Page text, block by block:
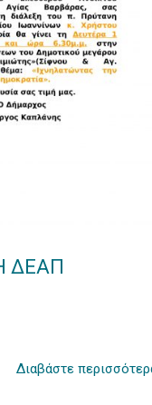
ΔΕΑΠ
Διαβάστε
ΔΕΑΠ